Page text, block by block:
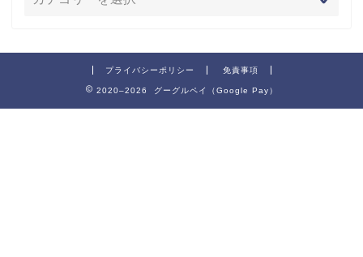
プライバシーポリシー 免責事項
2020–2026 グーグルペイ（Google Pay）